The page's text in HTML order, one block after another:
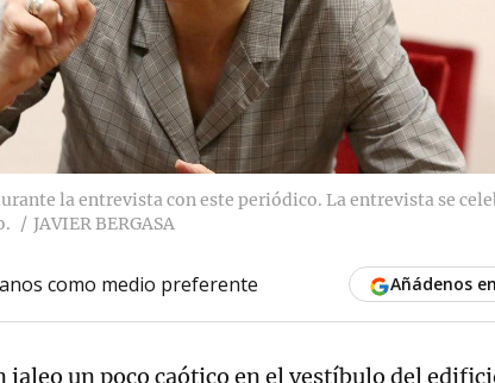
la entrevista con este periódico. La entrevista se
JAVIER BERGASA
como medio preferente Añádenos
jaleo un poco caótico en el vestíbulo del